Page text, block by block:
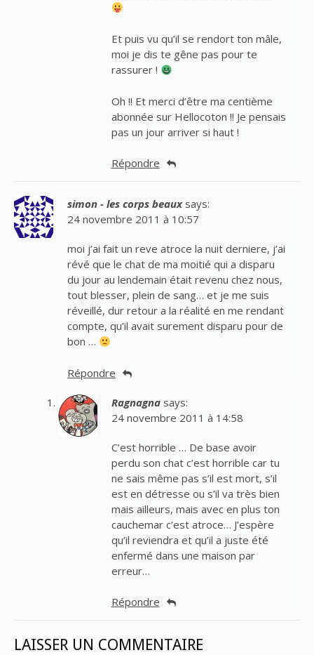
Et puis vu qu’il se rendort ton mâle,
moi je dis te gêne pas pour te
rassurer !
Oh !! Et merci d’être ma centième
abonnée sur Hellocoton !! Je pensais
pas un jour arriver si haut !
Répondre
simon - les corps beaux says:
24 novembre 2011 à 10:57
moi j’ai fait un reve atroce la nuit derniere, j’ai
révé que le chat de ma moitié qui a disparu
du jour au lendemain était revenu chez nous,
tout blesser, plein de sang… et je me suis
réveillé, dur retour a la réalité en me rendant
compte, qu’il avait surement disparu pour de
bon …
Répondre
Ragnagna says:
24 novembre 2011 à 14:58
C’est horrible … De base avoir
perdu son chat c’est horrible car tu
ne sais même pas s’il est mort, s’il
est en détresse ou s’il va très bien
mais ailleurs, mais avec en plus ton
cauchemar c’est atroce… J’espère
qu’il reviendra et qu’il a juste été
enfermé dans une maison par
erreur…
Répondre
LAISSER UN COMMENTAIRE